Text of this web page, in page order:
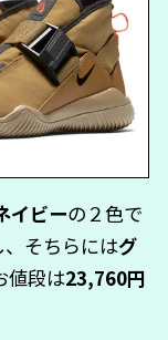
イビーの２色で
そちらにはグ
値段は23,760円